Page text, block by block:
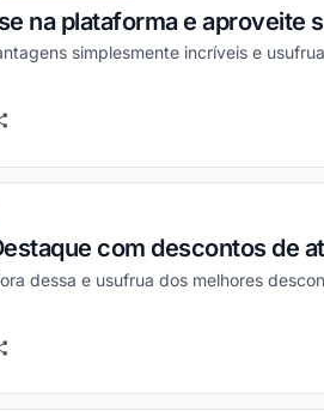
na plataforma e aproveite
simplesmente incríveis e
não funcionou
com descontos de
dessa e usufrua dos melhores
não funcionou